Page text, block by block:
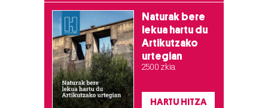
Naturak bere
lekua hartu du
Artikutzako
urtegian
2.500 zkia.
HARTU HITZA